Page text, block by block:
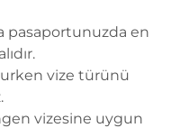
pasaportunuzda en
vize türünü
vizesine uygun